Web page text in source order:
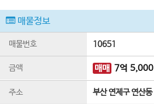
매물정보
매물번호 10651
금액 매매 7억 5,000
주소 부산 연제구 연산동